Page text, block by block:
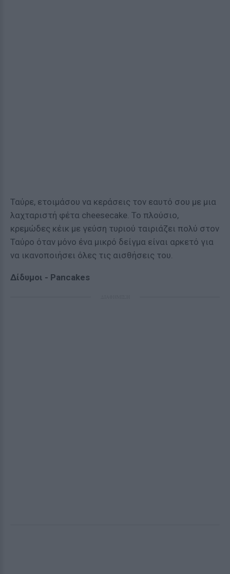
Ταύρε, ετοιμάσου να κεράσεις τον εαυτό σου με μια
λαχταριστή φέτα cheesecake. Το πλούσιο,
κρεμώδες κέικ με γεύση τυριού ταιριάζει πολύ στον
Ταύρο όταν μόνο ένα μικρό δείγμα είναι αρκετό για
να ικανοποιήσει όλες τις αισθήσεις του.
Δίδυμοι - Pancakes